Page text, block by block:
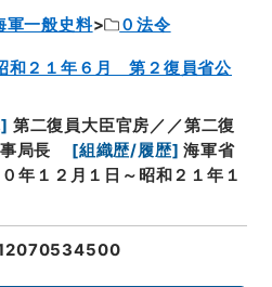
軍一般史料
０法令
和２１年６月 第２復員省公
] 第二復員大臣官房／／第二復
局長
[組織歴/履歴] 海軍省
年１２月１日～昭和２１年１